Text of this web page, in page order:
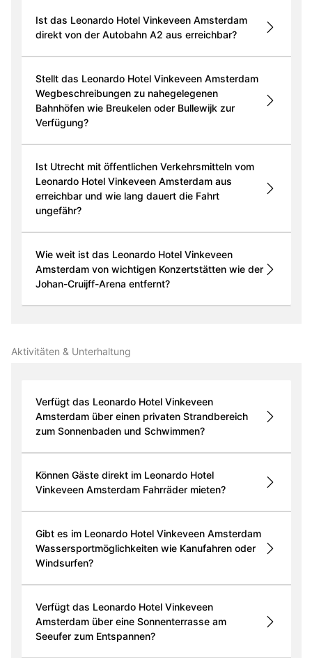
Ist das Leonardo Hotel Vinkeveen Amsterdam
direkt von der Autobahn A2 aus erreichbar?
Stellt das Leonardo Hotel Vinkeveen Amsterdam
Wegbeschreibungen zu nahegelegenen
Bahnhöfen wie Breukelen oder Bullewijk zur
Verfügung?
Ist Utrecht mit öffentlichen Verkehrsmitteln vom
Leonardo Hotel Vinkeveen Amsterdam aus
erreichbar und wie lang dauert die Fahrt
ungefähr?
Wie weit ist das Leonardo Hotel Vinkeveen
Amsterdam von wichtigen Konzertstätten wie der
Johan-Cruijff-Arena entfernt?
Aktivitäten & Unterhaltung
Verfügt das Leonardo Hotel Vinkeveen
Amsterdam über einen privaten Strandbereich
zum Sonnenbaden und Schwimmen?
Können Gäste direkt im Leonardo Hotel
Vinkeveen Amsterdam Fahrräder mieten?
Gibt es im Leonardo Hotel Vinkeveen Amsterdam
Wassersportmöglichkeiten wie Kanufahren oder
Windsurfen?
Verfügt das Leonardo Hotel Vinkeveen
Amsterdam über eine Sonnenterrasse am
Seeufer zum Entspannen?